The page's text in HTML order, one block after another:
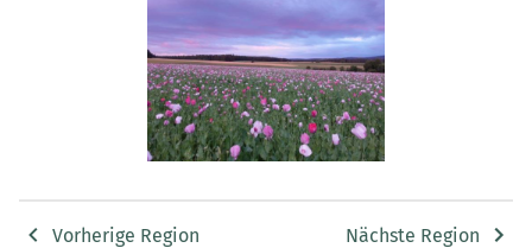
Vorherige Region Nächste Region